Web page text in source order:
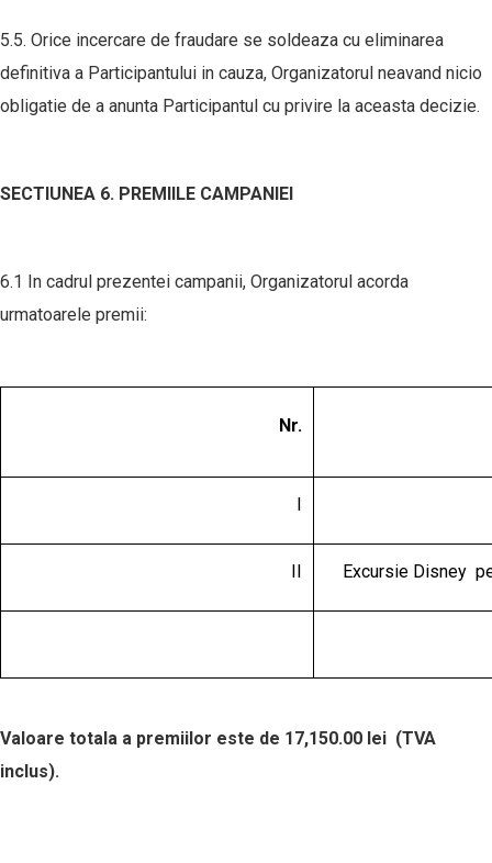
5.5. Orice incercare de fraudare se soldeaza cu eliminarea
definitiva a Participantului in cauza, Organizatorul neavand nicio
obligatie de a anunta Participantul cu privire la aceasta decizie.
SECTIUNEA 6. PREMIILE CAMPANIEI
6.1 In cadrul prezentei campanii, Organizatorul acorda
urmatoarele premii:
Nr.
I
II Excursie Disney
Valoare totala a premiilor este de 17,150.00 lei (TVA
inclus).